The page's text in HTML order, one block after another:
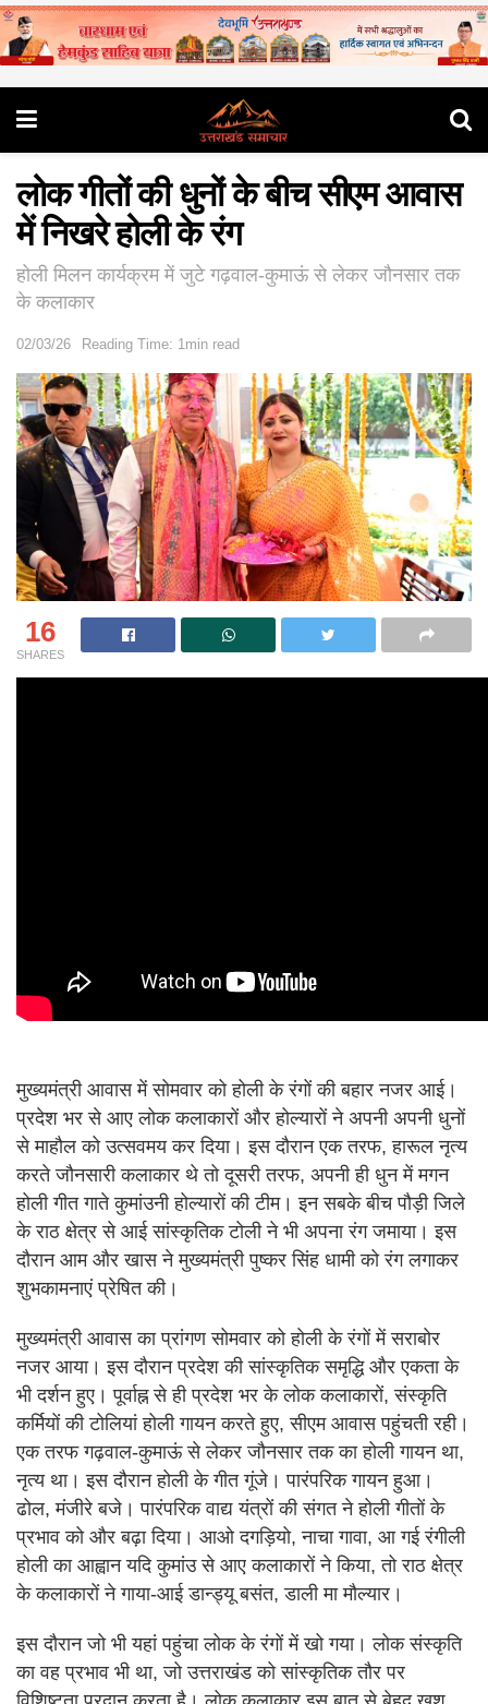
लोक गीतों की धुनों के बीच सीएम आवास
में निखरे होली के रंग
होली मिलन कार्यक्रम में जुटे गढ़वाल-कुमाऊं से लेकर जौनसार तक
के कलाकार
02/03/26 Reading Time: 1min read
16
SHARES
मुख्यमंत्री आवास में सोमवार को होली के रंगों की बहार नजर आई।
प्रदेश भर से आए लोक कलाकारों और होल्यारों ने अपनी अपनी धुनों
से माहौल को उत्सवमय कर दिया। इस दौरान एक तरफ, हारूल नृत्य
करते जौनसारी कलाकार थे तो दूसरी तरफ, अपनी ही धुन में मगन
होली गीत गाते कुमांउनी होल्यारों की टीम। इन सबके बीच पौड़ी जिले
के राठ क्षेत्र से आई सांस्कृतिक टोली ने भी अपना रंग जमाया। इस
दौरान आम और खास ने मुख्यमंत्री पुष्कर सिंह धामी को रंग लगाकर
शुभकामनाएं प्रेषित की।
मुख्यमंत्री आवास का प्रांगण सोमवार को होली के रंगों में सराबोर
नजर आया। इस दौरान प्रदेश की सांस्कृतिक समृद्धि और एकता के
भी दर्शन हुए। पूर्वाह्न से ही प्रदेश भर के लोक कलाकारों, संस्कृति
कर्मियों की टोलियां होली गायन करते हुए, सीएम आवास पहुंचती रही।
एक तरफ गढ़वाल-कुमाऊं से लेकर जौनसार तक का होली गायन था,
नृत्य था। इस दौरान होली के गीत गूंजे। पारंपरिक गायन हुआ।
ढोल, मंजीरे बजे। पारंपरिक वाद्य यंत्रों की संगत ने होली गीतों के
प्रभाव को और बढ़ा दिया। आओ दगड़ियो, नाचा गावा, आ गई रंगीली
होली का आह्वान यदि कुमांउ से आए कलाकारों ने किया, तो राठ क्षेत्र
के कलाकारों ने गाया-आई डान्ड्यू बसंत, डाली मा मौल्यार।
इस दौरान जो भी यहां पहुंचा लोक के रंगों में खो गया। लोक संस्कृति
का वह प्रभाव भी था, जो उत्तराखंड को सांस्कृतिक तौर पर